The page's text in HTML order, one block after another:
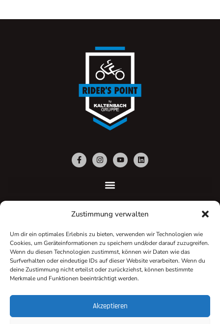
Zustimmung verwalten
Um dir ein optimales Erlebnis zu bieten, verwenden wir Technologien wie
Cookies, um Geräteinformationen zu speichern und/oder darauf zuzugreifen.
Wenn du diesen Technologien zustimmst, können wir Daten wie das
Surfverhalten oder eindeutige IDs auf dieser Website verarbeiten. Wenn du
deine Zustimmung nicht erteilst oder zurückziehst, können bestimmte
Merkmale und Funktionen beeinträchtigt werden.
Akzeptieren
NEWSLETTER
Keine Angebote, Aktionen und Neuigkeiten mehr verpassen!
Melde Dich mit nur wenigen Klicks für unseren Newsletter an.
Jetzt anmelden